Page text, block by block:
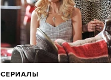
СЕРИАЛЫ